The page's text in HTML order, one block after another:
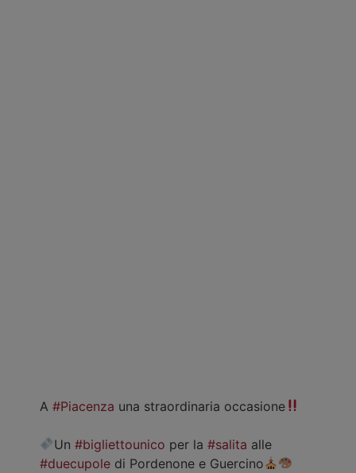
A #Piacenza una straordinaria occasione
Un#bigliettounico per la#salita alle
#duecupole di Pordenone e Guercino